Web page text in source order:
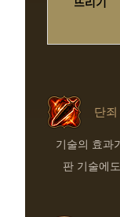
단
기술의 효과
판 기술에